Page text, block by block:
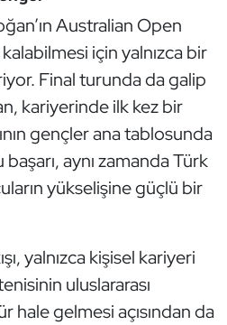
Australian Open
için yalnızca bir
Final turunda da galip
kariyerinde ilk kez bir
gençler ana tablosunda
aynı zamanda Türk
yükselişine güçlü bir
yalnızca kişisel kariyeri
uluslararası
hale gelmesi açısından da